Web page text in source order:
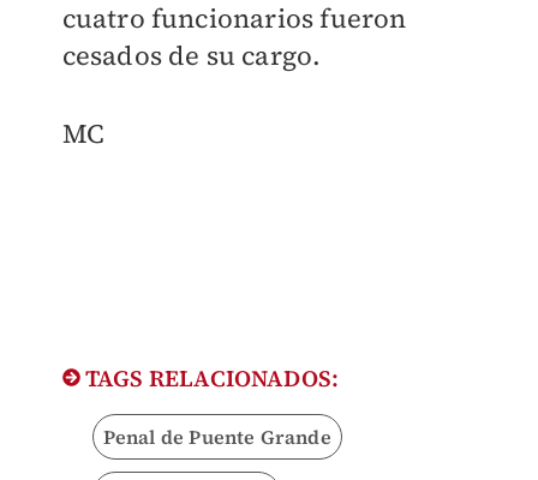
cuatro funcionarios fueron
cesados de su cargo.
​MC
TAGS RELACIONADOS:
Penal de Puente Grande